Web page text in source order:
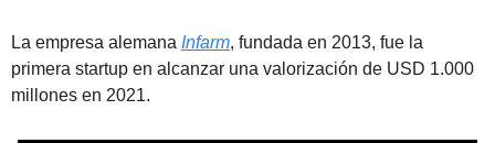
La empresa alemana Infarm, fundada en 2013, fue la
primera startup en alcanzar una valorización de USD 1.000
millones en 2021.